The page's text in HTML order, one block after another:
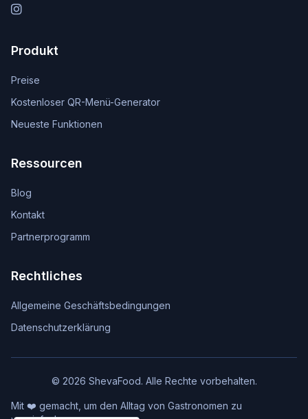
Instagram
Produkt
Preise
Kostenloser QR-Menü-Generator
Neueste Funktionen
Ressourcen
Blog
Kontakt
Partnerprogramm
Rechtliches
Allgemeine Geschäftsbedingungen
Datenschutzerklärung
© 2026 ShevaFood. Alle Rechte vorbehalten.
Mit ❤️ gemacht, um den Alltag von Gastronomen zu